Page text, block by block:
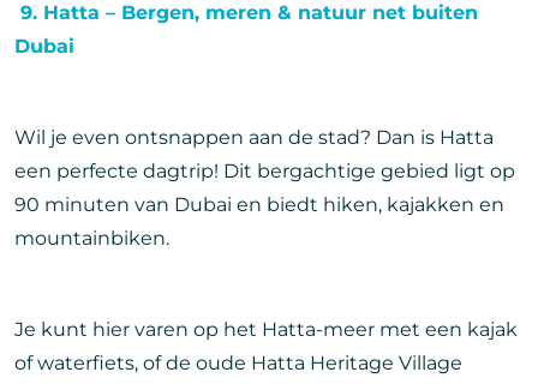
9. Hatta – Bergen, meren & natuur net buiten
Dubai
Wil je even ontsnappen aan de stad? Dan is Hatta
een perfecte dagtrip! Dit bergachtige gebied ligt op
90 minuten van Dubai en biedt hiken, kajakken en
mountainbiken.
Je kunt hier varen op het Hatta-meer met een kajak
of waterfiets, of de oude Hatta Heritage Village